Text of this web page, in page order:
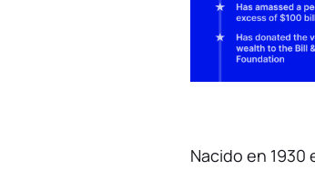
Nacido en